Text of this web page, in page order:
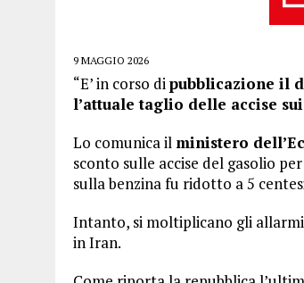
9 MAGGIO 2026
“E’ in corso dipubblicazione il
l’attuale taglio delle accise
Lo comunica il ministero
sconto sulle accise del gasolio
sulla benzina fu ridotto a 5
Intanto, si moltiplicano gli
in Iran.